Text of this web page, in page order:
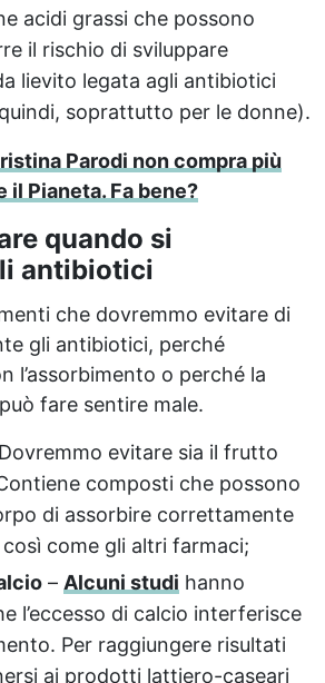
acidi grassi che possono
il rischio di sviluppare
lievito legata agli antibiotici
soprattutto per le donne).
Parodi non compra più
il Pianeta. Fa bene?
quando si
antibiotici
che dovremmo evitare di
gli antibiotici, perché
l’assorbimento o perché la
fare sentire male.
evitare sia il frutto
composti che possono
di assorbire correttamente
come gli altri farmaci;
– Alcuni studi hanno
l’eccesso di calcio interferisce
Per raggiungere risultati
ai prodotti lattiero-caseari